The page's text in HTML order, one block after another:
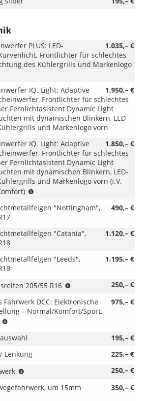
1.035,– €
PLUS: LED-
Frontlichter für schlechtes
des Kühlergrills und Markenlogo
1.950,– €
IQ. Light: Adaptive
Frontlichter für schlechtes
Fernlichtasistent Dynamic Light
mit dynamischen Blinkern, LED-
und Markenlogo vorn
1.850,– €
IQ. Light: Adaptive
Frontlichter für schlechtes
Fernlichtasistent Dynamic Light
mit dynamischen Blinkern, LED-
und Markenlogo vorn (i.V.
mit
490,– €
"Nottingham",
1.120,– €
"Catania",
1.195,– €
"Leeds",
250,– €
205/55 R16
mit
16-
975,– €
Fahrwerk DCC: Elektronische
– Normal/Komfort/Sport,
mit
195,– €
225,– €
Lenkung
250,– €
mit
350,– €
um 15mm